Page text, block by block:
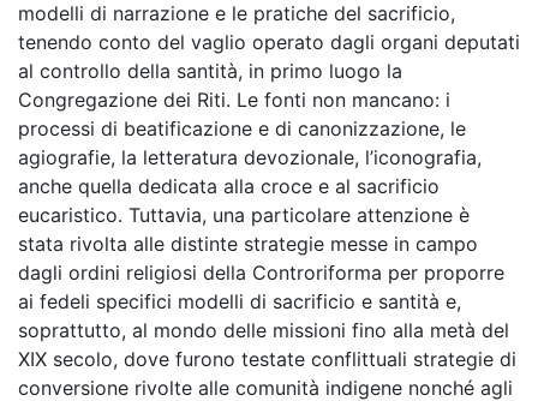
modelli di narrazione e le pratiche del sacrificio,
tenendo conto del vaglio operato dagli organi deputati
al controllo della santità, in primo luogo la
Congregazione dei Riti. Le fonti non mancano: i
processi di beatificazione e di canonizzazione, le
agiografie, la letteratura devozionale, l’iconografia,
anche quella dedicata alla croce e al sacrificio
eucaristico. Tuttavia, una particolare attenzione è
stata rivolta alle distinte strategie messe in campo
dagli ordini religiosi della Controriforma per proporre
ai fedeli specifici modelli di sacrificio e santità e,
soprattutto, al mondo delle missioni fino alla metà del
XIX secolo, dove furono testate conflittuali strategie di
conversione rivolte alle comunità indigene nonché agli